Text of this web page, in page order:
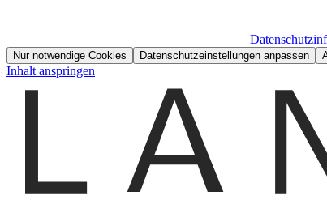
Nur notwendige Cookies Datenschutzeinstellungen anpassen
Inhalt anspringen